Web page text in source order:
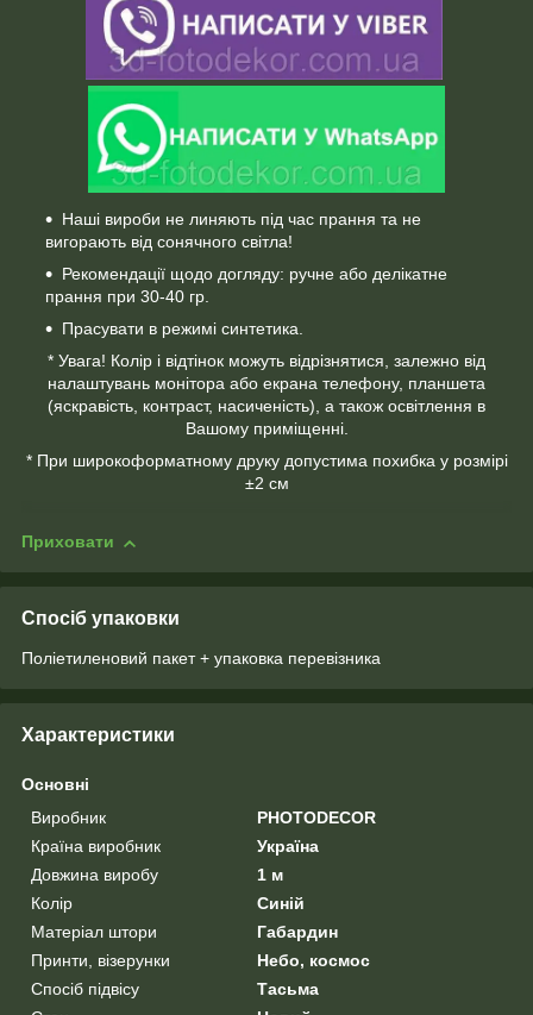
Наші вироби не линяють під час прання та не
вигорають від сонячного світла!
Рекомендації щодо догляду: ручне або делікатне
прання при 30-40 гр.
Прасувати в режимі синтетика.
* Увага! Колір і відтінок можуть відрізнятися, залежно від
налаштувань монітора або екрана телефону, планшета
(яскравість, контраст, насиченість), а також освітлення в
Вашому приміщенні.
* При широкоформатному друку допустима похибка у розмірі
±2 см
Приховати
Спосіб упаковки
Поліетиленовий пакет + упаковка перевізника
Характеристики
Основні
Виробник
PHOTODECOR
Країна виробник
Україна
Довжина виробу
1 м
Колір
Синій
Матеріал штори
Габардин
Принти, візерунки
Небо, космос
Спосіб підвісу
Тасьма